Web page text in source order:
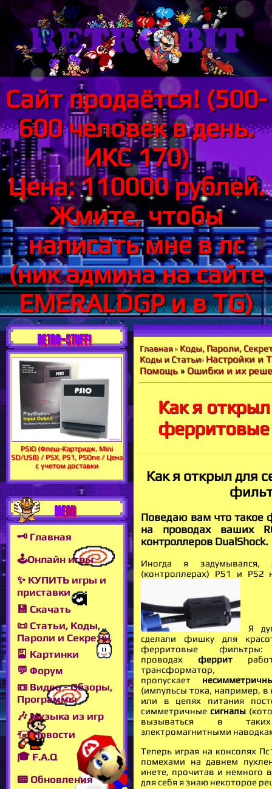
Сайт продаётся! (500-
600 человек в день.
ИКС 170)
Цена: 110000 рублей.
Жмите, чтобы
написать мне в лс
(ник админа на сайте
EMERALDGP и в TG)
RETRO-STUFF!
PSIO (Флеш-Картридж. Mini
SD/USB) / PSX, PS1, PSOne / Цена
с учетом доставки
MENU
🗝 Главная
🕹Онлайн игры
✨ КУПИТЬ игры и
приставки
💾 Скачать
📜 Статьи, Коды,
Пароли и Секреты
🎴 Картинки
💬 Форум
📼 Видео - Обзоры,
Программы
🎶 Музыка из игр
🖅 Новости
🎓 F.A.Q
📟 Обновления
Главная » Коды, Пароли,
Коды и Статьи» Настройки и
Помощь » Ошибки и их
Как я
Как я открыл для
Поведаю вам что
на проводах ваших
контроллеров DualShock.
Иногда я задумывался,
(контроллерах) PS1 и
Я
сделали фишку для
ферритовые
проводах феррит
пропускает
(импульсы тока, например, в
или в цепях питания
симметричные сигналы
вызываться в
электромагнитными
Теперь играя на консолях
помехами на давнем
инете, прочитав и немного
для себя я знаю некоторое